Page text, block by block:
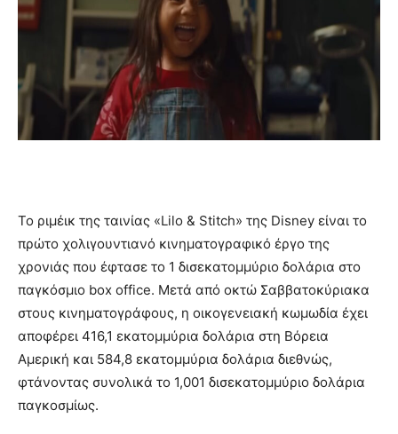
Το ριμέικ της ταινίας «Lilo & Stitch» της Disney είναι το
πρώτο χολιγουντιανό κινηματογραφικό έργο της
χρονιάς που έφτασε το 1 δισεκατομμύριο δολάρια στο
παγκόσμιο box office. Μετά από οκτώ Σαββατοκύριακα
στους κινηματογράφους, η οικογενειακή κωμωδία έχει
αποφέρει 416,1 εκατομμύρια δολάρια στη Βόρεια
Αμερική και 584,8 εκατομμύρια δολάρια διεθνώς,
φτάνοντας συνολικά το 1,001 δισεκατομμύριο δολάρια
παγκοσμίως.